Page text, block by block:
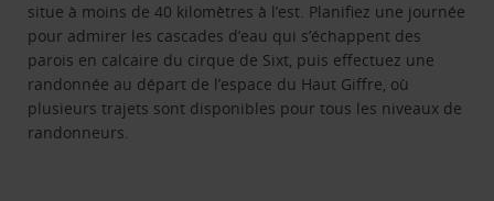
situe à moins de 40 kilomètres à l’est. Planifiez une journée
pour admirer les cascades d’eau qui s’échappent des
parois en calcaire du cirque de Sixt, puis effectuez une
randonnée au départ de l’espace du Haut Giffre, où
plusieurs trajets sont disponibles pour tous les niveaux de
randonneurs.